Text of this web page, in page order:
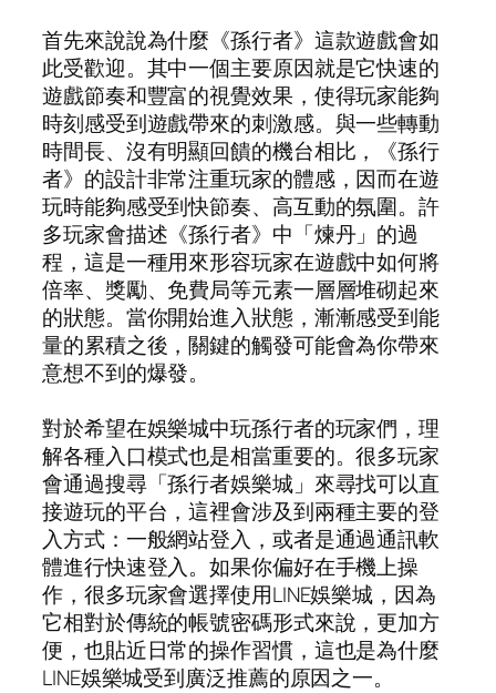
首先來說說為什麼《孫行者》這款遊戲會如
此受歡迎。其中一個主要原因就是它快速的
遊戲節奏和豐富的視覺效果，使得玩家能夠
時刻感受到遊戲帶來的刺激感。與一些轉動
時間長、沒有明顯回饋的機台相比，《孫行
者》的設計非常注重玩家的體感，因而在遊
玩時能夠感受到快節奏、高互動的氛圍。許
多玩家會描述《孫行者》中「煉丹」的過
程，這是一種用來形容玩家在遊戲中如何將
倍率、獎勵、免費局等元素一層層堆砌起來
的狀態。當你開始進入狀態，漸漸感受到能
量的累積之後，關鍵的觸發可能會為你帶來
意想不到的爆發。
對於希望在娛樂城中玩孫行者的玩家們，理
解各種入口模式也是相當重要的。很多玩家
會通過搜尋「孫行者娛樂城」來尋找可以直
接遊玩的平台，這裡會涉及到兩種主要的登
入方式：一般網站登入，或者是通過通訊軟
體進行快速登入。如果你偏好在手機上操
作，很多玩家會選擇使用LINE娛樂城，因為
它相對於傳統的帳號密碼形式來說，更加方
便，也貼近日常的操作習慣，這也是為什麼
LINE娛樂城受到廣泛推薦的原因之一。